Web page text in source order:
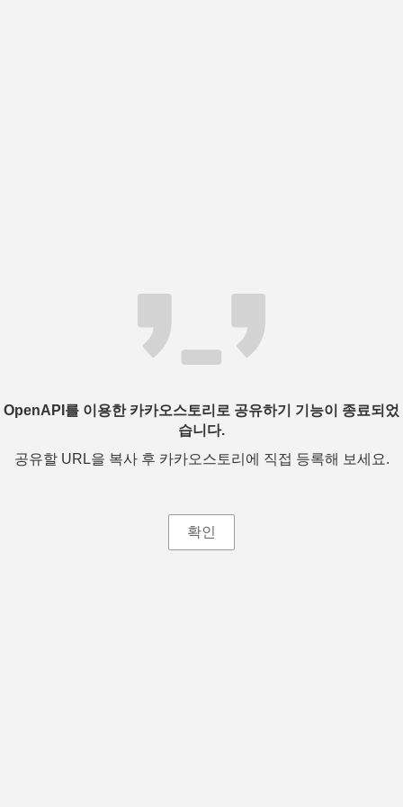
OpenAPI를 이용한 카카오스토리로 공유하기 기능이 종료되었
습니다.
공유할 URL을 복사 후 카카오스토리에 직접 등록해 보세요.
확인